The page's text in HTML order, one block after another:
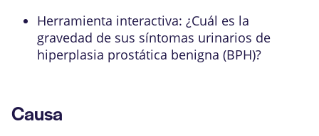
Herramienta interactiva: ¿Cuál es la
gravedad de sus síntomas urinarios de
hiperplasia prostática benigna (BPH)?
Causa